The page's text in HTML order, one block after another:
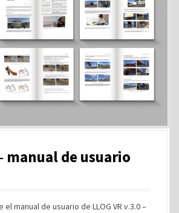
manual de usuario
manual de usuario de LLOG VR v.3.0 –